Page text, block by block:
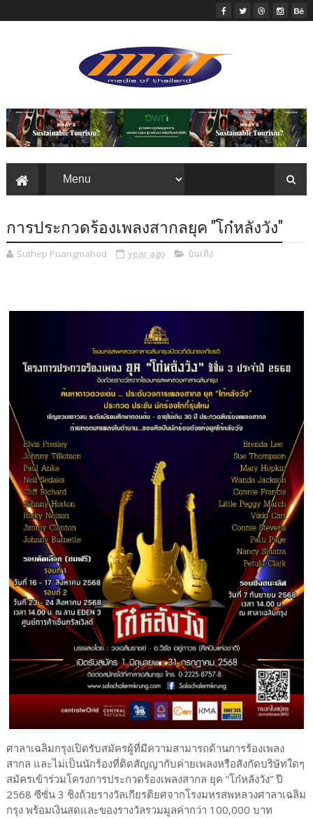
การประกวดร้องเพลงสากลยุค "โก๋หลังวัง"
Suthep Puangmahod year ago บันเทิง
ศาลาเฉลิมกรุงเปิดรับสมัครผู้ที่มีความสามารถด้านการร้องเพลง
สากล และไม่เป็นนักร้องที่ติดสัญญากับค่ายเพลงหรือสังกัดบริษัทใดๆ
สมัครเข้าร่วมโครงการประกวดร้องเพลงสากล ยุค “โก๋หลังวัง” ปี
2568 ซีซั่น 3 ชิงถ้วยรางวัลเกียรติยศจากโรงมหรสพหลวงศาลาเฉลิม
กรุง พร้อมเงินสดและของรางวัลรวมมูลค่ากว่า 100,000 บาท